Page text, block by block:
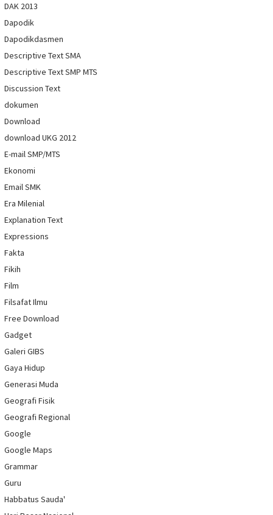
DAK 2013
Dapodik
Dapodikdasmen
Descriptive Text SMA
Descriptive Text SMP MTS
Discussion Text
dokumen
Download
download UKG 2012
E-mail SMP/MTS
Ekonomi
Email SMK
Era Milenial
Explanation Text
Expressions
Fakta
Fikih
Film
Filsafat Ilmu
Free Download
Gadget
Galeri GIBS
Gaya Hidup
Generasi Muda
Geografi Fisik
Geografi Regional
Google
Google Maps
Grammar
Guru
Habbatus Sauda'